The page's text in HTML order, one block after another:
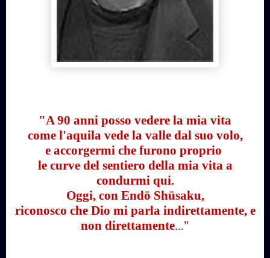
"A 90 anni posso vedere la mia vita
come l'aquila vede la valle dal suo volo,
e accorgermi che furono proprio
le curve del sentiero della mia vita a
condurmi qui.
Oggi, con Endō Shūsaku,
riconosco che Dio mi parla indirettamente, e
non direttamente..."